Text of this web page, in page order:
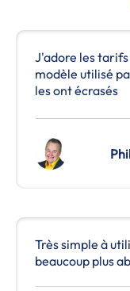
J'adore les
modèle utilisé
les ont écrasés
Très simple à
beaucoup plus